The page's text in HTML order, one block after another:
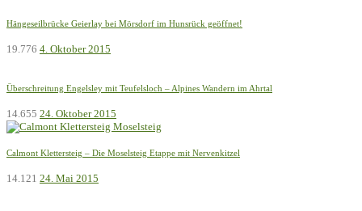
Hängeseilbrücke Geierlay bei Mörsdorf im Hunsrück geöffnet!
19.776 4. Oktober 2015
Überschreitung Engelsley mit Teufelsloch – Alpines Wandern im Ahrtal
14.655 24. Oktober 2015
Calmont Klettersteig – Die Moselsteig Etappe mit Nervenkitzel
14.121 24. Mai 2015